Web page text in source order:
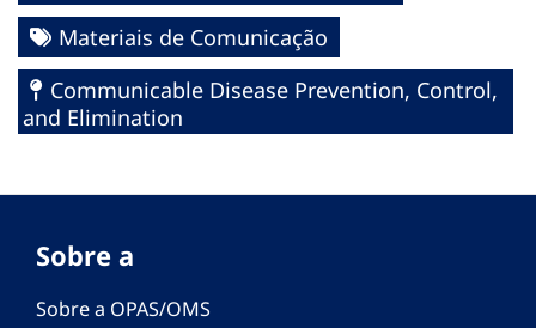
Materiais de Comunicação
Communicable Disease Prevention, Control,
and Elimination
Sobre a
Sobre a OPAS/OMS